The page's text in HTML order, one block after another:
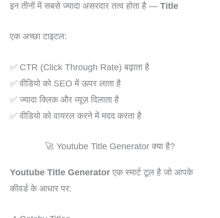
इन तीनों में सबसे ज्यादा असरदार तत्व होता है — Title
एक अच्छा टाइटल:
✅ CTR (Click Through Rate) बढ़ाता है
✅ वीडियो को SEO में ऊपर लाता है
✅ ज्यादा क्लिक और व्यूज़ दिलाता है
✅ वीडियो को वायरल करने में मदद करता है
🚀 Youtube Title Generator क्या है?
Youtube Title Generatorएक स्मार्ट टूल है जो आपके
कीवर्ड के आधार पर: